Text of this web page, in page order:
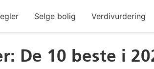
Selge bolig Verdivurdering
De 10 beste i